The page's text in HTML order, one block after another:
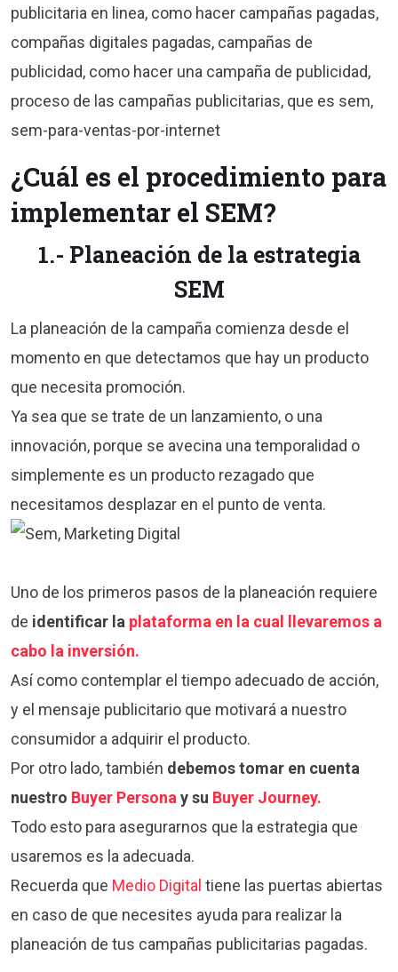
¿Cuál es el procedimiento para
implementar el SEM?
1.- Planeación de la estrategia
SEM
La planeación de la campaña comienza desde el
momento en que detectamos que hay un producto
que necesita promoción.
Ya sea que se trate de un lanzamiento, o una
innovación, porque se avecina una temporalidad o
simplemente es un producto rezagado que
necesitamos desplazar en el punto de venta.
Uno de los primeros pasos de la planeación requiere
de identificar la plataforma en la cual llevaremos a
cabo la inversión.
Así como contemplar el tiempo adecuado de acción,
y el mensaje publicitario que motivará a nuestro
consumidor a adquirir el producto.
Por otro lado, también debemos tomar en cuenta
nuestro Buyer Persona y su Buyer Journey.
Todo esto para asegurarnos que la estrategia que
usaremos es la adecuada.
Recuerda que Medio Digital tiene las puertas abiertas
en caso de que necesites ayuda para realizar la
planeación de tus campañas publicitarias pagadas.